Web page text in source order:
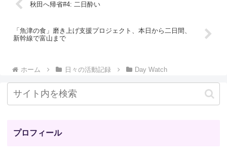
秋田へ帰省#4: 二日酔い
「魚津の食」磨き上げ支援プロジェクト、本日から二日間、
新幹線で富山まで
ホーム 日々の活動記録 Day Watch
プロフィール